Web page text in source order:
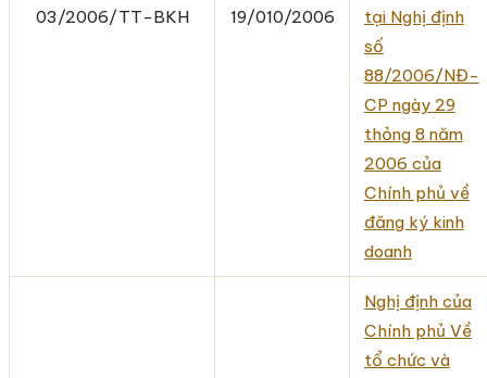
03/2006/TT-BKH 19/010/2006
tại Nghị định
số
88/2006/NĐ-
CP ngày 29
thỏng 8 năm
2006 của
Chính phủ về
đăng ký kinh
doanh
Nghị định của
Chính phủ Về
tổ chức và